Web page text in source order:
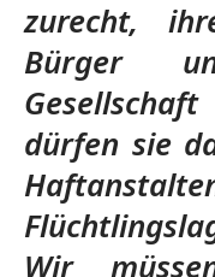
zurecht,
Bürger
dürfen sie
Wir